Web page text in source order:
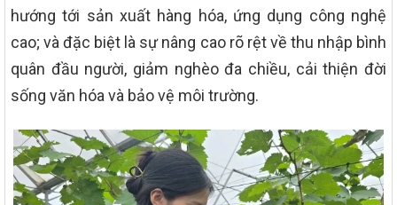
hướng tới sản xuất hàng hóa, ứng dụng công nghệ
cao; và đặc biệt là sự nâng cao rõ rệt về thu nhập bình
quân đầu người, giảm nghèo đa chiều, cải thiện đời
sống văn hóa và bảo vệ môi trường.